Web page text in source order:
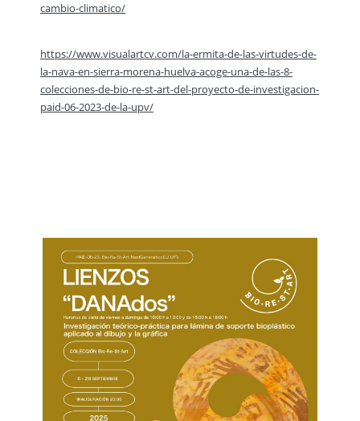
cambio-climatico/
https://www.visualartcv.com/la-ermita-de-las-virtudes-de-
la-nava-en-sierra-morena-huelva-acoge-una-de-las-8-
colecciones-de-bio-re-st-art-del-proyecto-de-investigacion-
paid-06-2023-de-la-upv/